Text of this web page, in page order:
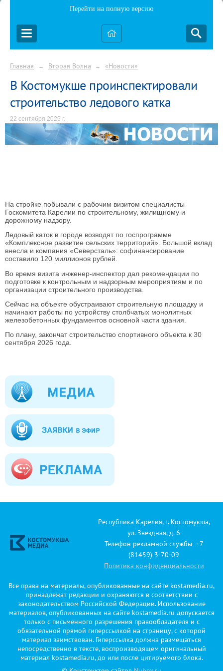
Перейти на полную версию
Главная → Вторая Волна → «Новости»
В Костомукше проинспектировали
строительство ледового катка
22 сентября 2025 г.
На стройке побывали с рабочим визитом специалисты
Госкомитета Карелии по строительному, жилищному и
дорожному надзору.
Ледовый каток в городе возводят по госпрограмме
«Комплексное развитие сельских территорий». Большой вклад
внесла и компания «Северсталь»: софинансирование
составило 120 миллионов рублей.
Во время визита инженер-инспектор дал рекомендации по
подготовке к контрольным и надзорным мероприятиям и по
организации строительного производства.
Сейчас на объекте обустраивают строительную площадку и
начинают работы по устройству столбчатых монолитных
железобетонных фундаментов основной части здания.
По плану, закончат строительство спортивного объекта к 30
сентября 2026 года.
Республика Карелия, г. Костомукша,
ул. Звёздная, д. 6
Телефон рекламной службы +7
(81459) 3-70-09
Политика конфиденциальности
Все права на материалы, опубликованные на сайте kostamedia.ru,
принадлежат редакции и охраняются в соответствии с
законодательством Российской Федерации. Использование
материалов, опубликованных на сайте kostamedia.ru допускается
только с письменного разрешения правообладателя и с
обязательной прямой гиперссылкой на страницу, с которой
материал заимствован. Гиперссылка должна размещаться
непосредственно в тексте, воспроизводящем оригинальный
материал kostamedia.ru, до или после цитируемого блока.